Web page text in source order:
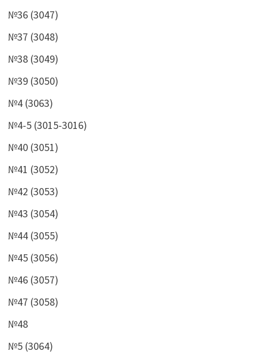
№36 (3047)
№37 (3048)
№38 (3049)
№39 (3050)
№4 (3063)
№4-5 (3015-3016)
№40 (3051)
№41 (3052)
№42 (3053)
№43 (3054)
№44 (3055)
№45 (3056)
№46 (3057)
№47 (3058)
№48
№5 (3064)